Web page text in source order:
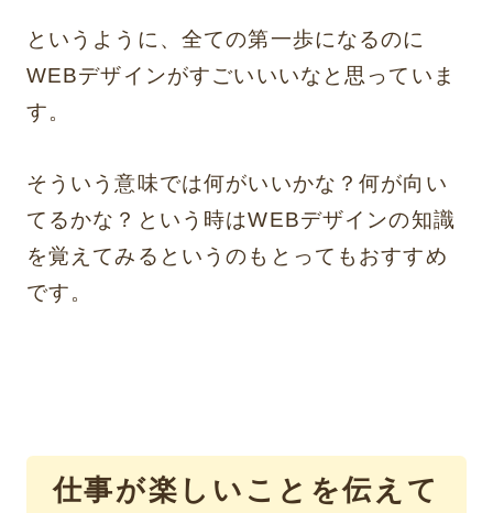
というように、全ての第一歩になるのに
WEBデザインがすごいいいなと思っていま
す。
そういう意味では何がいいかな？何が向い
てるかな？という時はWEBデザインの知識
を覚えてみるというのもとってもおすすめ
です。
仕事が楽しいことを伝えて